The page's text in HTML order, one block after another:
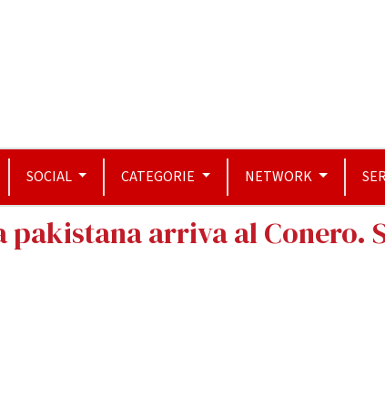
SOCIAL CATEGORIE NETWORK
pakistana arriva al Conero.